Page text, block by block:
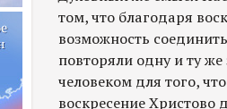
том, что благодаря
возможность
повторяли одну и ту
человеком для того,
воскресение Христово